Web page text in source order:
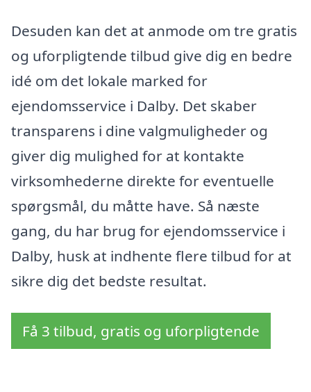
Desuden kan det at anmode om tre gratis
og uforpligtende tilbud give dig en bedre
idé om det lokale marked for
ejendomsservice i Dalby. Det skaber
transparens i dine valgmuligheder og
giver dig mulighed for at kontakte
virksomhederne direkte for eventuelle
spørgsmål, du måtte have. Så næste
gang, du har brug for ejendomsservice i
Dalby, husk at indhente flere tilbud for at
sikre dig det bedste resultat.
Få 3 tilbud, gratis og uforpligtende